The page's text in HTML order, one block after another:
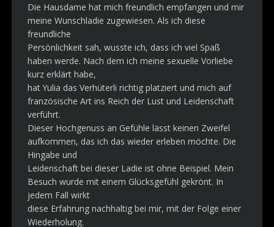
Die Hausdame hat mich freundlich empfangen und mir
meine Wunschladie zugewiesen. Als ich diese
freundliche
Persönlichkeit sah, wusste ich, dass ich viel Spaß
haben werde. Nach dem ich meine sexuelle Vorliebe
kurz erklärt habe,
hat Yulia das Verhüterli richtig platziert und mich auf
französische Art ins Reich der Lust und Leidenschaft
verführt.
Dieser Hochgenuss an Gefühle lässt keinen Zweifel
aufkommen, das ich das wieder erleben möchte. Die
Hingabe und
Leidenschaft bei dieser Ladie ist ohne Beispiel. Mein
Besuch wurde mit einem Glücksgefühl gekrönt. In
jedem Fall wirkt
diese Erfahrung nachhaltig bei mir, mit der Folge einer
Wiederholung.